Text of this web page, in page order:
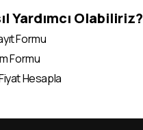
Yardımcı Olabiliriz?
Formu
Formu
Hesapla